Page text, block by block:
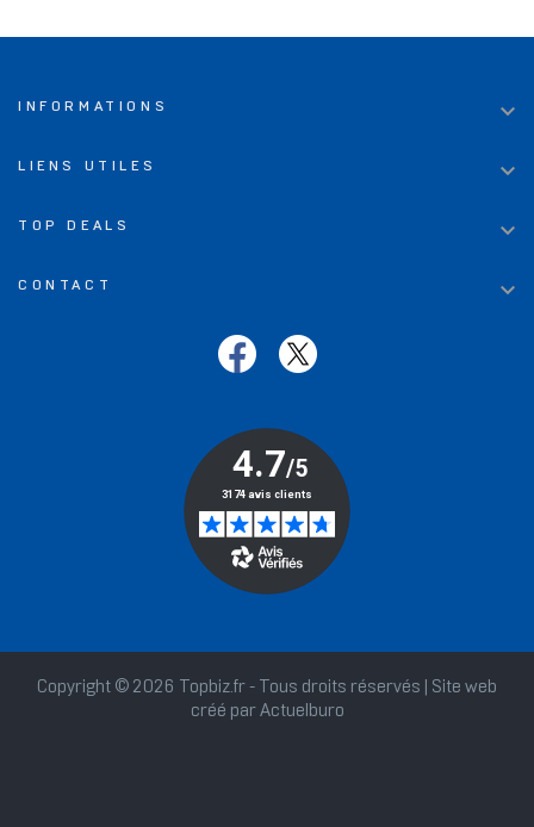
INFORMATIONS 
LIENS UTILES 
TOP DEALS 
CONTACT 
Copyright © 2026 Topbiz.fr - Tous droits réservés | Site web
créé par Actuelburo